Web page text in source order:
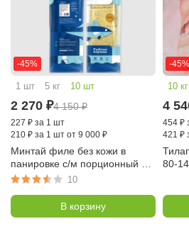
-45%
1 шт 5 кг 10 шт
2 270 ₽4 150₽
227 ₽ за 1 шт
210 ₽ за 1 шт от 9 000 ₽
Минтай филе без кожи в
панировке с/м порционный 10
уп по 300 гр (кубик), коробка
10
В корзину
-45%
10 кг
4
454 ₽
421 ₽
80-